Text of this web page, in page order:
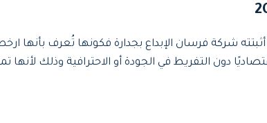
شركة فرسان الإبداع بجدارة فكونها تُعرف
دون التفريط في الجودة أو الاحترافية وذلك